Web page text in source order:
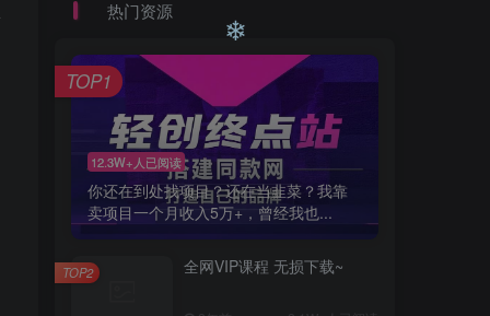
热门资源
12.3W+人已阅读
你还在到处找项目？还在当韭菜？我靠
卖项目一个月收入5万+，曾经我也...
TOP1
全网VIP课程 无损下载~
TOP2
❄
❄